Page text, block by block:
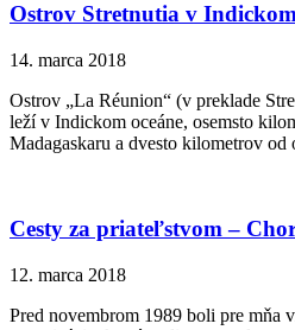
Ostrov Stretnutia v
14. marca 2018
Ostrov „La Réunion“ (v preklade
leží v Indickom oceáne, osemsto
Madagaskaru a dvesto kilometrov od
Cesty za priateľstvom –
12. marca 2018
Pred novembrom 1989 boli pre mňa